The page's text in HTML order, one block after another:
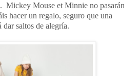
Mickey Mouse et Minnie no pasarán
hacer un regalo, seguro que una
saltos de alegría.